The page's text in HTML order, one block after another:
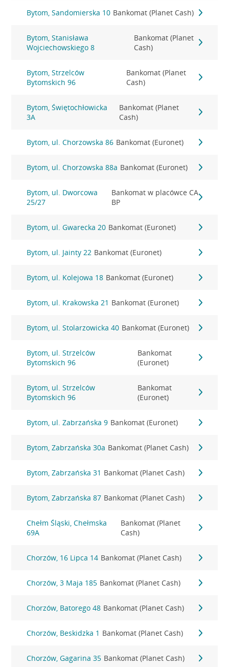
Bytom, Sandomierska 10 Bankomat (Planet Cash)
Bytom, Stanisława
Wojciechowskiego 8
Bankomat (Planet
Cash)
Bytom, Strzelców
Bytomskich 96
Bankomat (Planet
Cash)
Bytom, Świętochłowicka
3A
Bankomat (Planet
Cash)
Bytom, ul. Chorzowska 86 Bankomat (Euronet)
Bytom, ul. Chorzowska 88a Bankomat (Euronet)
Bytom, ul. Dworcowa
25/27
Bankomat w placówce CA
BP
Bytom, ul. Gwarecka 20 Bankomat (Euronet)
Bytom, ul. Jainty 22 Bankomat (Euronet)
Bytom, ul. Kolejowa 18 Bankomat (Euronet)
Bytom, ul. Krakowska 21 Bankomat (Euronet)
Bytom, ul. Stolarzowicka 40 Bankomat (Euronet)
Bytom, ul. Strzelców
Bytomskich 96
Bankomat
(Euronet)
Bytom, ul. Strzelców
Bytomskich 96
Bankomat
(Euronet)
Bytom, ul. Zabrzańska 9 Bankomat (Euronet)
Bytom, Zabrzańska 30a Bankomat (Planet Cash)
Bytom, Zabrzańska 31 Bankomat (Planet Cash)
Bytom, Zabrzańska 87 Bankomat (Planet Cash)
Chełm Śląski, Chełmska
69A
Bankomat (Planet
Cash)
Chorzów, 16 Lipca 14 Bankomat (Planet Cash)
Chorzów, 3 Maja 185 Bankomat (Planet Cash)
Chorzów, Batorego 48 Bankomat (Planet Cash)
Chorzów, Beskidzka 1 Bankomat (Planet Cash)
Chorzów, Gagarina 35 Bankomat (Planet Cash)